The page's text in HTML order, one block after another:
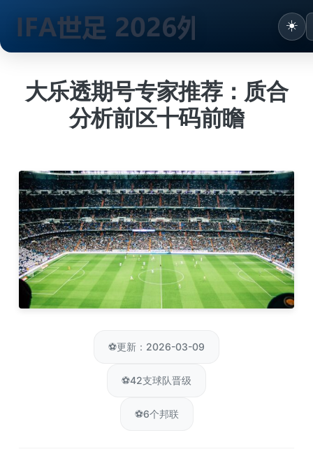
☀️
大乐透期号专家推荐：质合
分析前区十码前瞻
⚽更新：2026-03-09
⚽42支球队晋级
⚽6个邦联